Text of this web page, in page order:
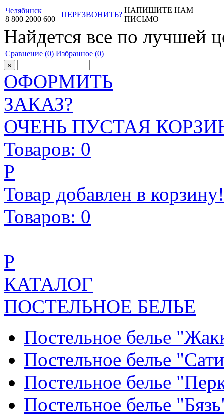
Челябинск
8 800 2000 600
ПЕРЕЗВОНИТЬ?
НАПИШИТЕ НАМ
ПИСЬМО
Найдется все по лучшей
Сравнение (0) Избранное (0)
ОФОРМИТЬ
ЗАКАЗ?
ОЧЕНЬ ПУСТАЯ
Товаров: 0
Р
Товар добавлен в корзину!
Товаров: 0
Р
КАТАЛОГ
ПОСТЕЛЬНОЕ БЕЛЬЕ
Постельное белье
Постельное белье
Постельное белье
Постельное белье